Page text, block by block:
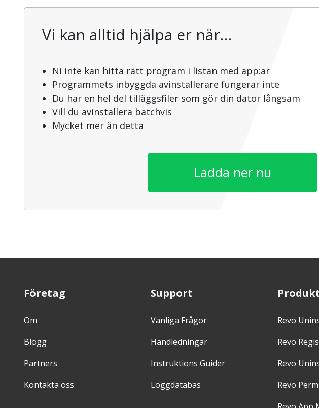
Vi kan alltid hjälpa er när…
Ni inte kan hitta rätt program i listan med app:ar
Programmets inbyggda avinstallerare fungerar inte
Du har en hel del tilläggsfiler som gör din dator långsam
Vill du avinstallera batchvis
Mycket mer än detta
Ladda ner nu
Företag
Om
Blogg
Partners
Kontakta oss
Support
Vanliga Frågor
Handledningar
Instruktions Guider
Loggdatabas
Revo
Revo
Revo
Revo